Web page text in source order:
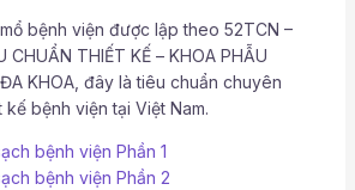
bệnh viện được lập theo 52TCN –
THIẾT KẾ – KHOA PHẪU
KHOA, đây là tiêu chuẩn chuyên
bệnh viện tại Việt Nam.
bệnh viện Phần 1
bệnh viện Phần 2